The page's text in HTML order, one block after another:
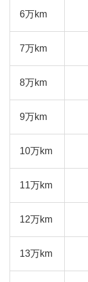
6万km
7万km
8万km
9万km
10万km
11万km
12万km
13万km